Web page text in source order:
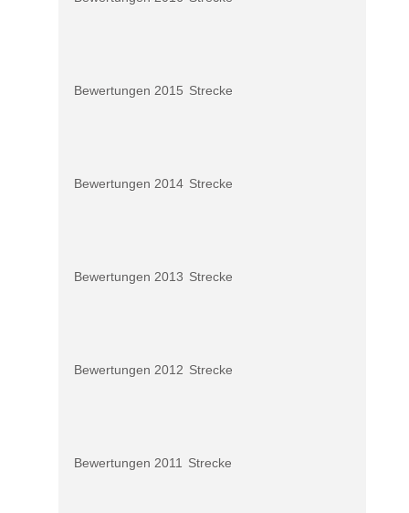
Bewertungen 2015 Strecke
Bewertungen 2014 Strecke
Bewertungen 2013 Strecke
Bewertungen 2012 Strecke
Bewertungen 2011 Strecke